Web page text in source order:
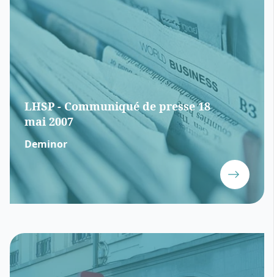
LHSP - Communiqué de presse 18
mai 2007
Deminor